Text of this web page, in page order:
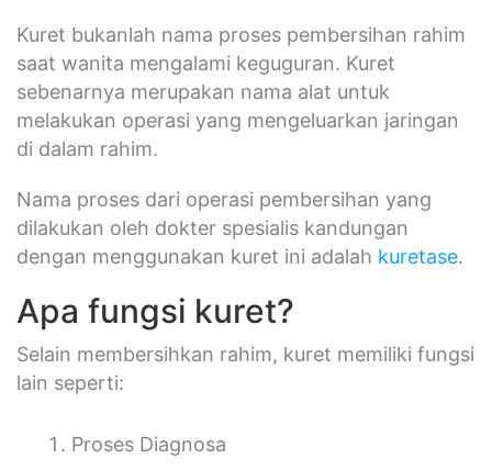
Kuret bukanlah nama proses pembersihan rahim
saat wanita mengalami keguguran. Kuret
sebenarnya merupakan nama alat untuk
melakukan operasi yang mengeluarkan jaringan
di dalam rahim.
Nama proses dari operasi pembersihan yang
dilakukan oleh dokter spesialis kandungan
dengan menggunakan kuret ini adalah kuretase.
Apa fungsi kuret?
Selain membersihkan rahim, kuret memiliki fungsi
lain seperti:
Proses Diagnosa